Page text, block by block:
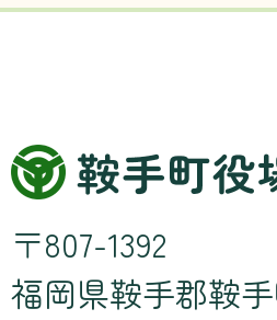
〒807-1392
福岡県鞍手郡鞍